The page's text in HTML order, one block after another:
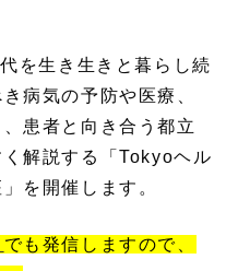
を生き生きと暮らし続
病気の予防や医療、
患者と向き合う都立
解説する「Tokyoヘル
を開催します。
でも発信しますので、